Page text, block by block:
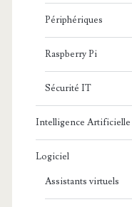
Périphériques
Raspberry Pi
Sécurité IT
Intelligence Artificielle
Logiciel
Assistants virtuels